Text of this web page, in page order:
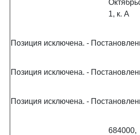
1, к. А
Позиция исключена. -
Позиция исключена. -
Позиция исключена. -
684000,